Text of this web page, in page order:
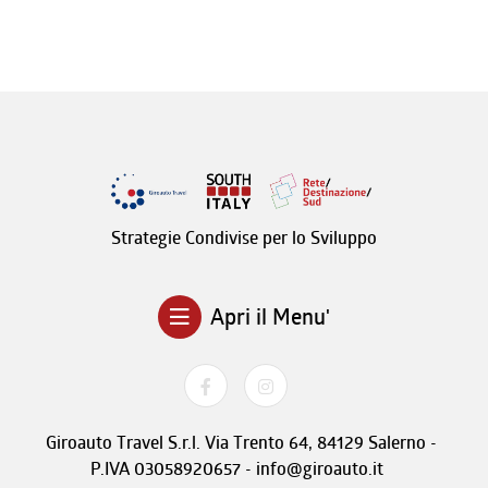
Strategie Condivise per lo Sviluppo
Apri il Menu'
Giroauto Travel S.r.l. Via Trento 64, 84129 Salerno -
P.IVA 03058920657 - info@giroauto.it